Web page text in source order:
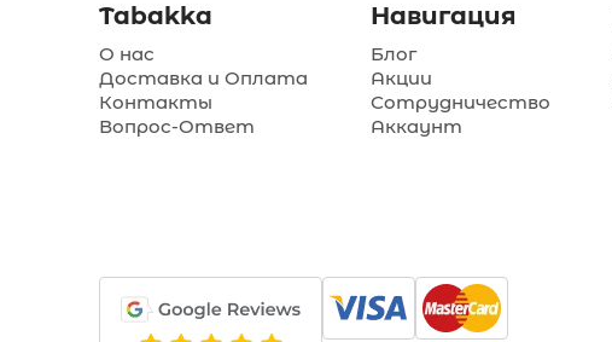
Tabakka
О нас
Доставка и Оплата
Контакты
Вопрос-Ответ
Навигация
Блог
Акции
Сотрудничество
Аккаунт